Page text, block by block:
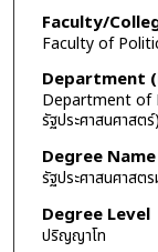
Faculty/
Faculty of
Department
Department of
รัฐประศาสนศาสตร์)
Degree Name
รัฐประศาสนศาสต
Degree Level
ปริญญาโท